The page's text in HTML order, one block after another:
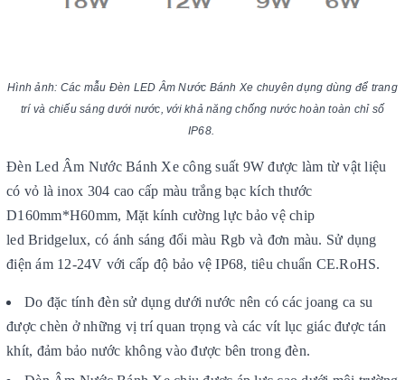
Hình ảnh: Các mẫu Đèn LED Âm Nước Bánh Xe chuyên dụng dùng để trang
trí và chiếu sáng dưới nước, với khả năng chống nước hoàn toàn chỉ số
IP68.
Đèn Led Âm Nước Bánh Xe công suất 9W được làm từ vật liệu
có vỏ là inox 304 cao cấp màu trắng bạc kích thước
D160mm*H60mm, Mặt kính cường lực bảo vệ chip
led Bridgelux, có ánh sáng đổi màu Rgb và đơn màu. Sử dụng
điện ám 12-24V với cấp độ bảo vệ IP68, tiêu chuẩn CE.RoHS.
Do đặc tính đèn sử dụng dưới nước nên có các joang ca su
được chèn ở những vị trí quan trọng và các vít lục giác được tán
khít, đảm bảo nước không vào được bên trong đèn.